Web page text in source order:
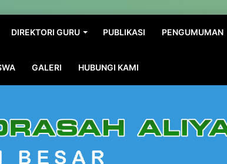
DIREKTORI GURU PUBLIKASI PENGUMUMAN
GALERI HUBUNGI KAMI